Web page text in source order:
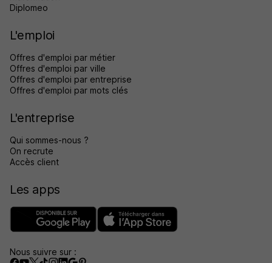
Diplomeo
L'emploi
Offres d'emploi par métier
Offres d'emploi par ville
Offres d'emploi par entreprise
Offres d'emploi par mots clés
L'entreprise
Qui sommes-nous ?
On recrute
Accès client
Les apps
Nous suivre sur :